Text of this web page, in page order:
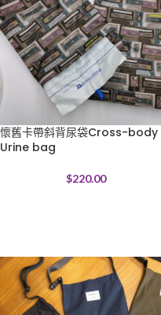
懷舊卡帶斜背尿袋Cross-body
Urine bag
$220.00